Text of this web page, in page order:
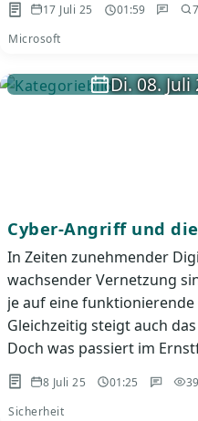
17 Juli 25 01:59 7
Microsoft
Di. 08.
Cyber-Angriff und
In Zeiten zunehmender
wachsender Vernetzung
je auf eine
Gleichzeitig steigt auch
Doch was passiert im
8 Juli 25 01:25 39
Sicherheit